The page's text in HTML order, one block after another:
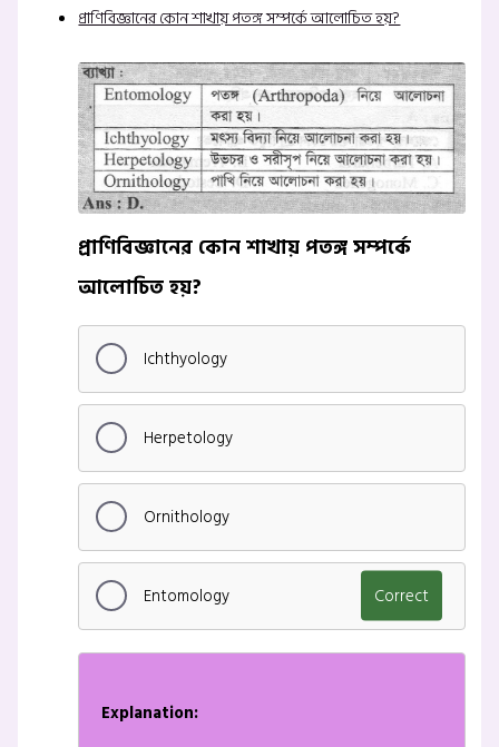
প্রাণিবিজ্ঞানের কোন শাখায় পতঙ্গ সম্পর্কে আলোচিত হয়?
প্রাণিবিজ্ঞানের কোন শাখায় পতঙ্গ সম্পর্কে
আলোচিত হয়?
Ichthyology
Herpetology
Ornithology
Entomology Correct
Explanation: